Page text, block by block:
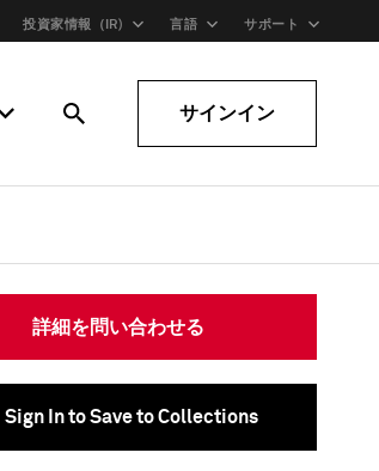
投資家情報（IR) 言語 サポート
サインイン
詳細を問い合わせる
Sign In to Save to Collections